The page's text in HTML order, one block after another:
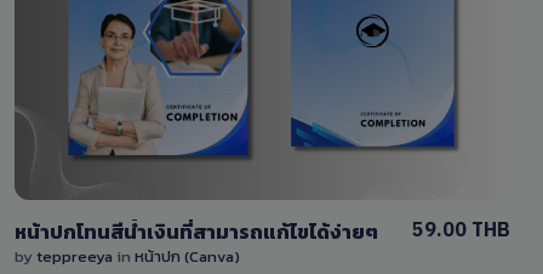
หน้าปกโทนสีน้ำเงินที่สามารถแก้ไขได้ง่ายๆ
by teppreeya in หน้าปก (Canva)
59.00 THB